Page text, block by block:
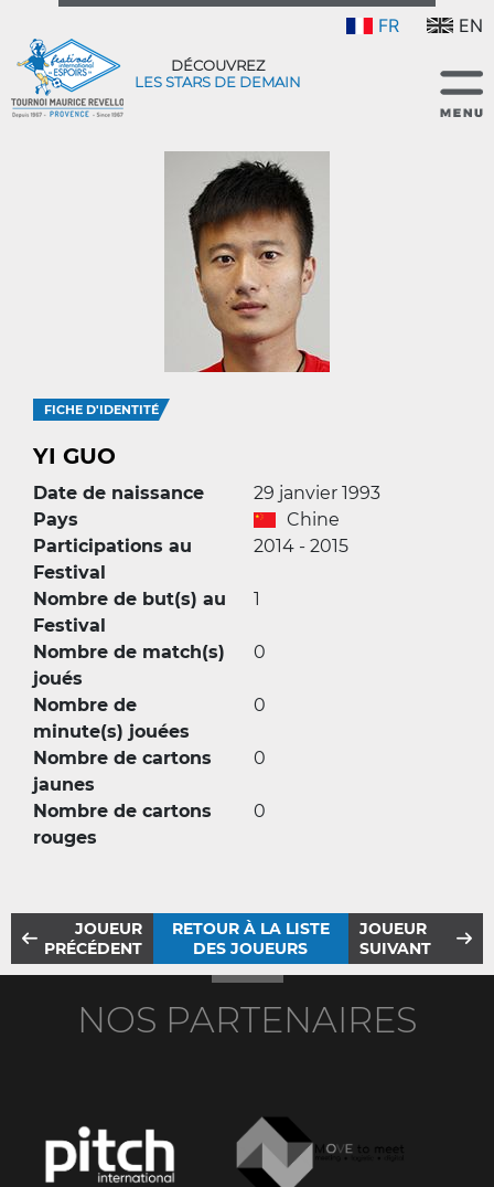
FR EN
DÉCOUVREZ
LES STARS DE DEMAIN
FICHE D'IDENTITÉ
YI GUO
Date de naissance
29 janvier 1993
Pays
Chine
Participations au
Festival
2014 - 2015
Nombre de but(s) au
Festival
1
Nombre de match(s)
joués
0
Nombre de
minute(s) jouées
0
Nombre de cartons
jaunes
0
Nombre de cartons
rouges
0
JOUEUR
PRÉCÉDENT
RETOUR À LA LISTE
DES JOUEURS
JOUEUR
SUIVANT
NOS PARTENAIRES